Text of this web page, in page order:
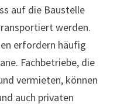
auf die Baustelle
werden.
erfordern häufig
Fachbetriebe, die
vermieten, können
auch privaten